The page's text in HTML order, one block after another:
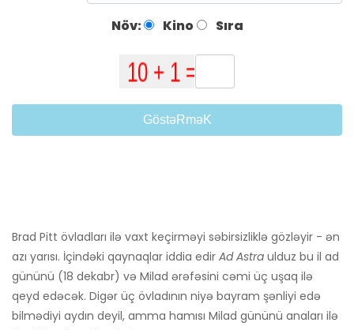
Növ: Kino Sıra
GöstəRməK
Brad Pitt övladları ilə vaxt keçirməyi səbirsizliklə gözləyir - ən
azı yarısı. İçindəki qaynaqlar iddia edir Ad Astra ulduz bu il ad
gününü (18 dekabr) və Milad ərəfəsini cəmi üç uşaq ilə
qeyd edəcək. Digər üç övladının niyə bayram şənliyi edə
bilmədiyi aydın deyil, amma hamısı Milad gününü anaları ilə